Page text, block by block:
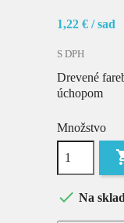
1,22 € / sad
S DPH
Drevené
úchopom
Množstvo
 Na